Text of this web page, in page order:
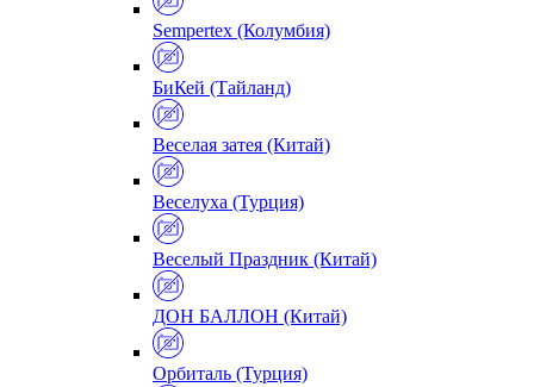
Sempertex (Колумбия)
БиКей (Тайланд)
Веселая затея (Китай)
Веселуха (Турция)
Веселый Праздник (Китай)
ДОН БАЛЛОН (Китай)
Орбиталь (Турция)